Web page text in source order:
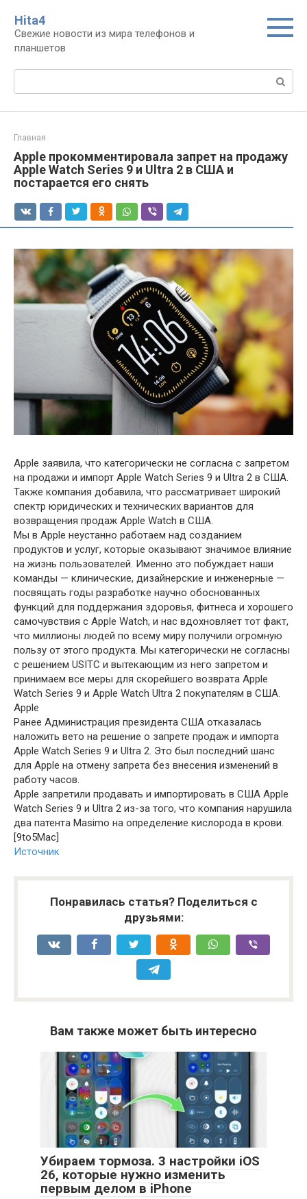
контенту
Нita4
Свежие новости из мира телефонов и
планшетов
Поиск:
Главная
Apple прокомментировала запрет на продажу
Apple Watch Series 9 и Ultra 2 в США и
постарается его снять
Apple заявила, что категорически не согласна с запретом
на продажи и импорт Apple Watch Series 9 и Ultra 2 в США.
Также компания добавила, что рассматривает широкий
спектр юридических и технических вариантов для
возвращения продаж Apple Watch в США.
Мы в Apple неустанно работаем над созданием
продуктов и услуг, которые оказывают значимое влияние
на жизнь пользователей. Именно это побуждает наши
команды — клинические, дизайнерские и инженерные —
посвящать годы разработке научно обоснованных
функций для поддержания здоровья, фитнеса и хорошего
самочувствия с Apple Watch, и нас вдохновляет тот факт,
что миллионы людей по всему миру получили огромную
пользу от этого продукта. Мы категорически не согласны
с решением USITC и вытекающим из него запретом и
принимаем все меры для скорейшего возврата Apple
Watch Series 9 и Apple Watch Ultra 2 покупателям в США.
Apple
Ранее Администрация президента США отказалась
наложить вето на решение о запрете продаж и импорта
Apple Watch Series 9 и Ultra 2. Это был последний шанс
для Apple на отмену запрета без внесения изменений в
работу часов.
Apple запретили продавать и импортировать в США Apple
Watch Series 9 и Ultra 2 из-за того, что компания нарушила
два патента Masimo на определение кислорода в крови.
[9to5Mac]
Источник
Понравилась статья? Поделиться с
друзьями:
Вам также может быть интересно
Убираем тормоза. 3 настройки iOS
26, которые нужно изменить
первым делом в iPhone